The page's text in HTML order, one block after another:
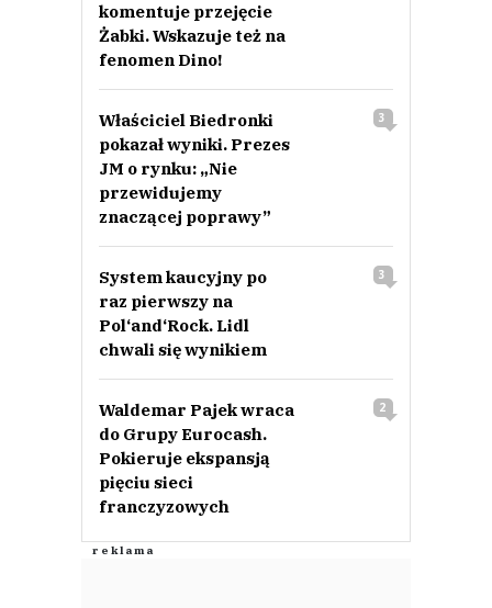
komentuje przejęcie
Żabki. Wskazuje też na
fenomen Dino!
Właściciel Biedronki
pokazał wyniki. Prezes
JM o rynku: „Nie
przewidujemy
znaczącej poprawy”
3
System kaucyjny po
raz pierwszy na
Pol‘and‘Rock. Lidl
chwali się wynikiem
3
Waldemar Pajek wraca
do Grupy Eurocash.
Pokieruje ekspansją
pięciu sieci
franczyzowych
2